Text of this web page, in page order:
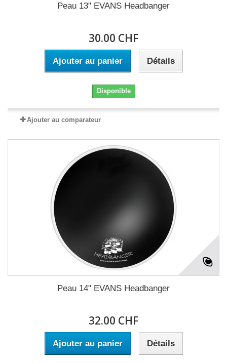
Peau 13" EVANS Headbanger
30.00 CHF
Ajouter au panier Détails
Disponible
Ajouter au comparateur
Peau 14" EVANS Headbanger
32.00 CHF
Ajouter au panier Détails